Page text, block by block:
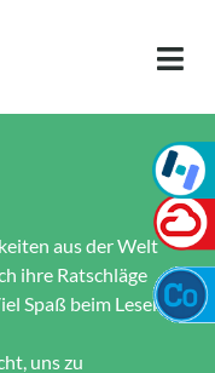
aus der Welt
ihre Ratschläge
Spaß beim Lesen!
uns zu